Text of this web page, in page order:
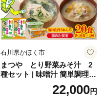
石川県かほく市
まつや とり野菜みそ汁 2
種セット | 味噌汁 簡単調理
お味噌 おみそ みそ とり野菜
時短料理 時短ごはん ご当地
22,000円